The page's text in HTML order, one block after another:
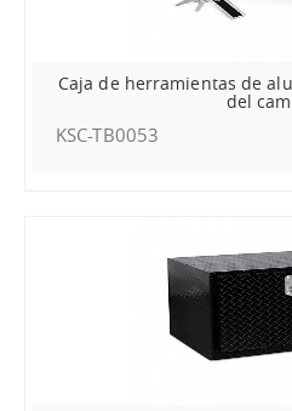
Caja de herramientas de
del
KSC-TB0053